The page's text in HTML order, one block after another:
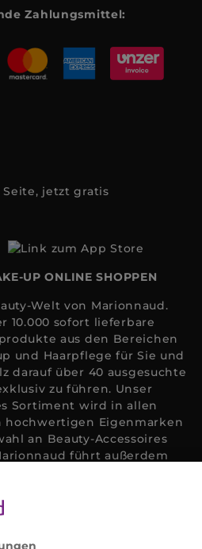
Zahlungsmittel:
jetzt gratis
UP ONLINE SHOPPEN
Welt von Marionnaud.
10.000 sofort lieferbare
aus den Bereichen
und Haarpflege für Sie und
darauf über 40 ausgesuchte
zu führen. Unser
Sortiment wird in allen
hochwertigen Eigenmarken
an Beauty-Accessoires
führt außerdem
mit der perfekten Lösung
Sie auch unsere
und bestellen Sie ganz